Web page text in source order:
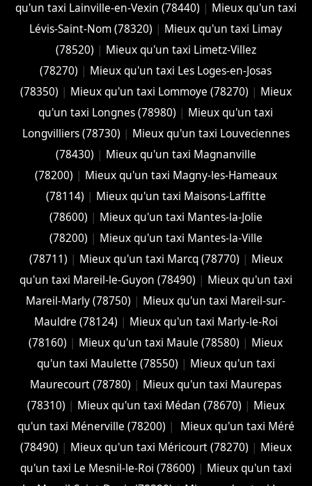
qu'un taxi Lainville-en-Vexin (78440) | Mieux qu'un taxi
Lévis-Saint-Nom (78320) | Mieux qu'un taxi Limay
(78520) | Mieux qu'un taxi Limetz-Villez
(78270) | Mieux qu'un taxi Les Loges-en-Josas
(78350) | Mieux qu'un taxi Lommoye (78270) | Mieux
qu'un taxi Longnes (78980) | Mieux qu'un taxi
Longvilliers (78730) | Mieux qu'un taxi Louveciennes
(78430) | Mieux qu'un taxi Magnanville
(78200) | Mieux qu'un taxi Magny-les-Hameaux
(78114) | Mieux qu'un taxi Maisons-Laffitte
(78600) | Mieux qu'un taxi Mantes-la-Jolie
(78200) | Mieux qu'un taxi Mantes-la-Ville
(78711) | Mieux qu'un taxi Marcq (78770) | Mieux
qu'un taxi Mareil-le-Guyon (78490) | Mieux qu'un taxi
Mareil-Marly (78750) | Mieux qu'un taxi Mareil-sur-
Mauldre (78124) | Mieux qu'un taxi Marly-le-Roi
(78160) | Mieux qu'un taxi Maule (78580) | Mieux
qu'un taxi Maulette (78550) | Mieux qu'un taxi
Maurecourt (78780) | Mieux qu'un taxi Maurepas
(78310) | Mieux qu'un taxi Médan (78670) | Mieux
qu'un taxi Ménerville (78200) |
Mieux qu'un taxi Méré
(78490) | Mieux qu'un taxi Méricourt (78270) | Mieux
qu'un taxi Le Mesnil-le-Roi (78600) | Mieux qu'un taxi